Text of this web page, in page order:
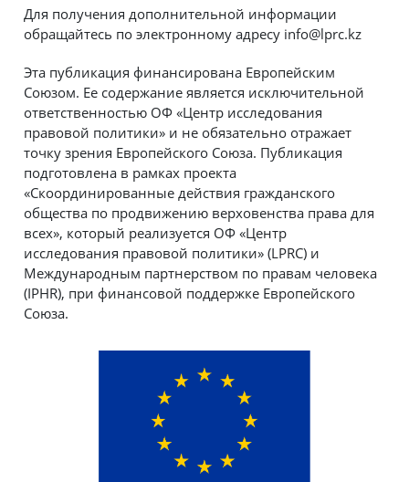
Для получения дополнительной информации
обращайтесь по электронному адресу info@lprc.kz
Эта публикация финансирована Европейским
Союзом. Ее содержание является исключительной
ответственностью ОФ «Центр исследования
правовой политики» и не обязательно отражает
точку зрения Европейского Союза. Публикация
подготовлена в рамках проекта
«Скоординированные действия гражданского
общества по продвижению верховенства права для
всех», который реализуется ОФ «Центр
исследования правовой политики» (LPRC) и
Международным партнерством по правам человека
(IPHR), при финансовой поддержке Европейского
Союза.